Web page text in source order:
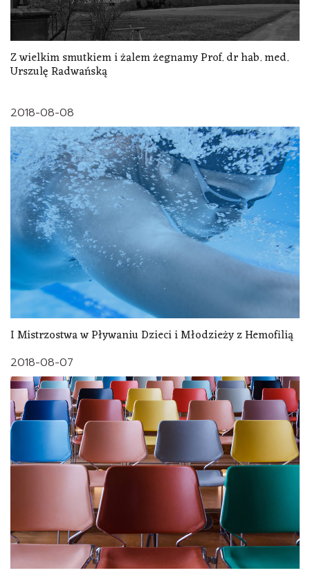
Z wielkim smutkiem i żalem żegnamy Prof. dr hab. med.
Urszulę Radwańską
2018-08-08
I Mistrzostwa w Pływaniu Dzieci i Młodzieży z Hemofilią
2018-08-07